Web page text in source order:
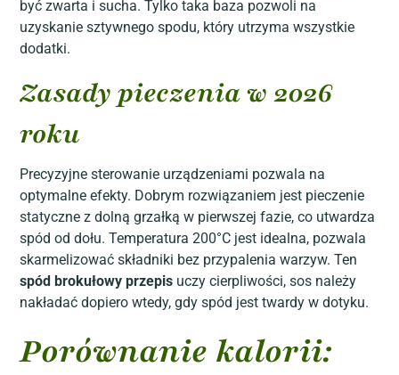
być zwarta i sucha. Tylko taka baza pozwoli na
uzyskanie sztywnego spodu, który utrzyma wszystkie
dodatki.
Zasady pieczenia w 2026
roku
Precyzyjne sterowanie urządzeniami pozwala na
optymalne efekty. Dobrym rozwiązaniem jest pieczenie
statyczne z dolną grzałką w pierwszej fazie, co utwardza
spód od dołu. Temperatura 200°C jest idealna, pozwala
skarmelizować składniki bez przypalenia warzyw. Ten
spód brokułowy przepis uczy cierpliwości, sos należy
nakładać dopiero wtedy, gdy spód jest twardy w dotyku.
Porównanie kalorii: